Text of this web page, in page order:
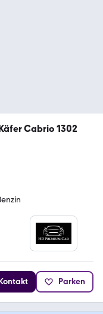
Cabrio 1302
Parken